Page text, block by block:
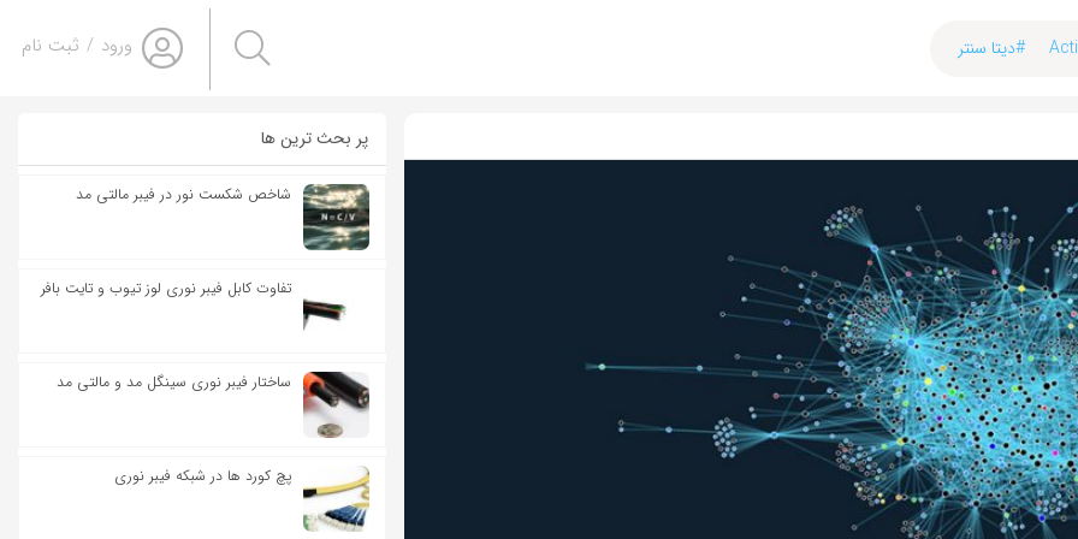
#دیتا سنتر ورود / ثبت نام
پر بحث ترین ها
شاخص شکست نور در فیبر مالتی مد
تفاوت کابل فیبر نوری لوز تیوب و تایت بافر
ساختار فیبر نوری سینگل مد و مالتی مد
پچ کورد ها در شبکه فیبر نوری